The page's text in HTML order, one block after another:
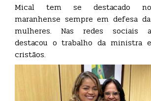
Mical tem se destacado no
maranhense sempre em defesa
mulheres. Nas redes sociais
destacou o trabalho da ministra
cristãos.